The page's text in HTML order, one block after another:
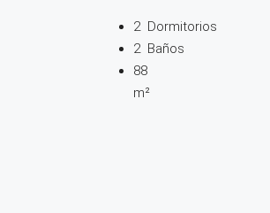
2 Dormitorios
2 Baños
88
m²